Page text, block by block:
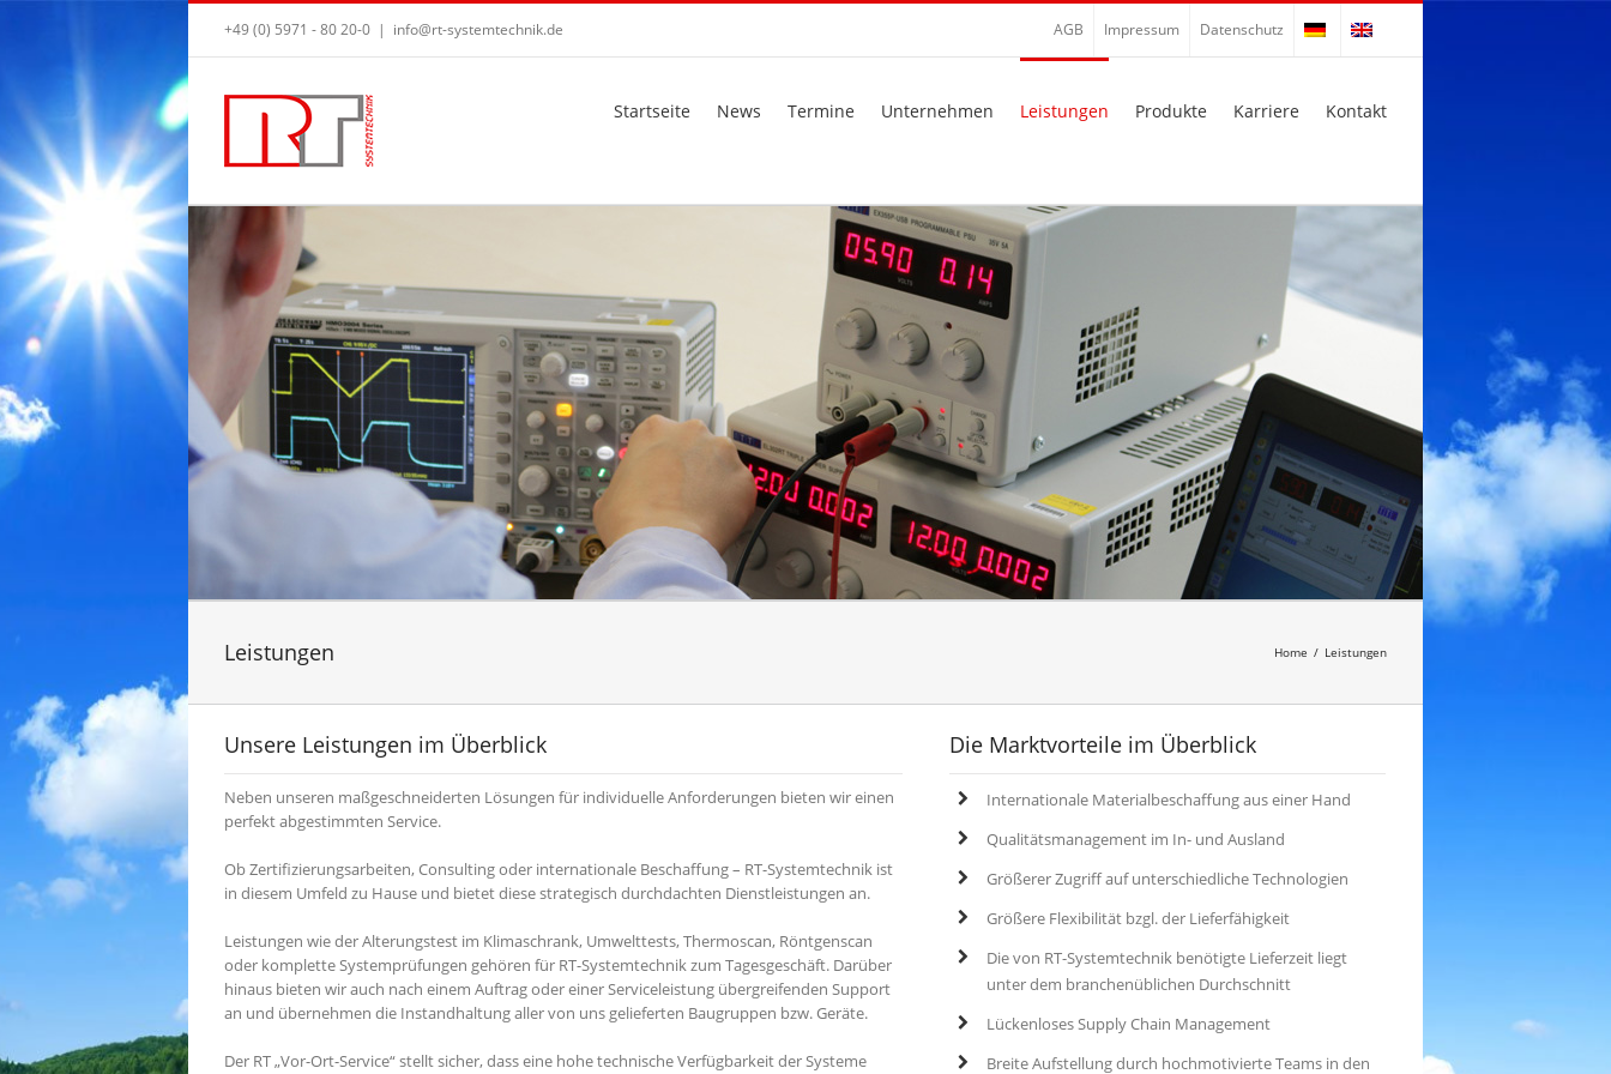
+49 (0) 5971 - 80 20-0 | info@rt-systemtechnik.de AGB Impressum Datenschutz
Startseite News Termine Unternehmen Leistungen Produkte Karriere Kontakt
Leistungen Home / Leistungen
Unsere Leistungen im Überblick
Neben unseren maßgeschneiderten Lösungen für individuelle Anforderungen bieten wir einen
perfekt abgestimmten Service.
Ob Zertifizierungsarbeiten, Consulting oder internationale Beschaffung – RT-Systemtechnik ist
in diesem Umfeld zu Hause und bietet diese strategisch durchdachten Dienstleistungen an.
Leistungen wie der Alterungstest im Klimaschrank, Umwelttests, Thermoscan, Röntgenscan
oder komplette Systemprüfungen gehören für RT-Systemtechnik zum Tagesgeschäft. Darüber
hinaus bieten wir auch nach einem Auftrag oder einer Serviceleistung übergreifenden Support
an und übernehmen die Instandhaltung aller von uns gelieferten Baugruppen bzw. Geräte.
Der RT „Vor-Ort-Service“ stellt sicher, dass eine hohe technische Verfügbarkeit der Systeme
Die Marktvorteile im Überblick
Internationale Materialbeschaffung aus einer Hand
Qualitätsmanagement im In- und Ausland
Größerer Zugriff auf unterschiedliche Technologien
Größere Flexibilität bzgl. der Lieferfähigkeit
Die von RT-Systemtechnik benötigte Lieferzeit liegt
unter dem branchenüblichen Durchschnitt
Lückenloses Supply Chain Management
Breite Aufstellung durch hochmotivierte Teams in den